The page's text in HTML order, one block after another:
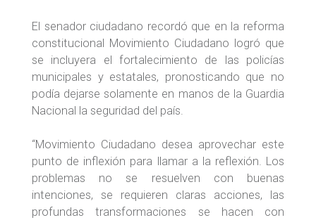
El senador ciudadano recordó que en la reforma
constitucional Movimiento Ciudadano logró que
se incluyera el fortalecimiento de las policías
municipales y estatales, pronosticando que no
podía dejarse solamente en manos de la Guardia
Nacional la seguridad del país.
“Movimiento Ciudadano desea aprovechar este
punto de inflexión para llamar a la reflexión. Los
problemas no se resuelven con buenas
intenciones, se requieren claras acciones, las
profundas transformaciones se hacen con